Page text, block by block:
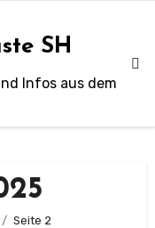
SH
Infos aus dem
Seite 2